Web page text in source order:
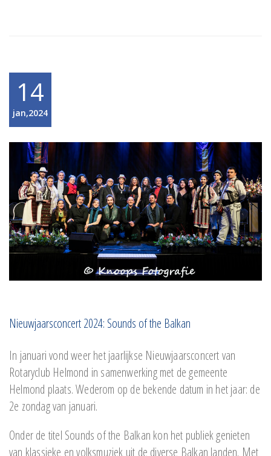
14
jan,2024
Nieuwjaarsconcert 2024: Sounds of the Balkan
In januari vond weer het jaarlijkse Nieuwjaarsconcert van
Rotaryclub Helmond in samenwerking met de gemeente
Helmond plaats. Wederom op de bekende datum in het jaar: de
2e zondag van januari.
Onder de titel Sounds of the Balkan kon het publiek genieten
van klassieke en volksmuziek uit de diverse Balkan landen. Met